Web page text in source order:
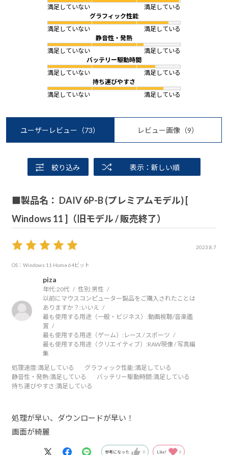
満足していない
満足している
グラフィック性能
満足していない
満足している
静音性・発熱
満足していない
満足している
バッテリー駆動時間
満足していない
満足している
持ち運びやすさ
満足していない
満足している
ユーザーレビュー （73） レビュー画像 （9）
絞り込み 表示：新しい順
■製品名： DAIV 6P-B (プレミアムモデル) [
Windows 11 ]（旧モデル / 販売終了）
2023.8.7
OS：Windows 11 Home 64ビット
piza
年代:20代 性別:男性
以前にマウスコンピューター製品をご購入されたことは
ありますか？: いいえ
最も使用する用途（一般・ビジネス）:動画視聴/音楽鑑
賞
最も使用する用途（ゲーム）: レース / スポーツ
最も使用する用途（クリエイティブ）:RAW現像 / 写真編
集
処理速度:満足している グラフィック性能:満足している
静音性・発熱:満足している バッテリー駆動時間 :満足している
持ち運びやすさ :満足している
処理が早い、ダウンロードが早い！
画面が綺麗
参考になった 0 Like! 0